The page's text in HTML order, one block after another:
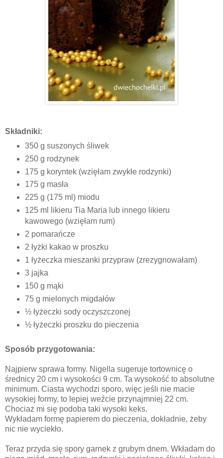
Składniki:
350 g suszonych śliwek
250 g rodzynek
175 g koryntek (wzięłam zwykłe rodzynki)
175 g masła
225 g (175 ml) miodu
125 ml likieru Tia Maria lub innego likieru
kawowego (wzięłam rum)
2 pomarańcze
2 łyżki kakao w proszku
1 łyżeczka mieszanki przypraw (zrezygnowałam)
3 jajka
150 g mąki
75 g mielonych migdałów
½ łyżeczki sody oczyszczonej
½ łyżeczki proszku do pieczenia
Sposób przygotowania:
Najpierw sprawa formy. Nigella sugeruje tortownicę o
średnicy 20 cm i wysokości 9 cm. Ta wysokość to absolutne
minimum. Ciasta wychodzi sporo, więc jeśli nie macie
wysokiej formy, to lepiej weźcie przynajmniej 22 cm.
Chociaż mi się podoba taki wysoki keks.
Wykładam formę papierem do pieczenia, dokładnie, żeby
nic nie wyciekło.
Teraz przyda się spory garnek z grubym dnem. Wkładam do